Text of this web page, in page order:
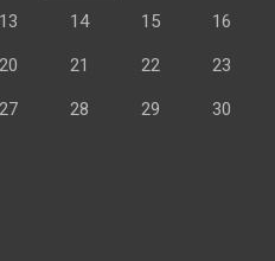
13 14 15 16
20 21 22 23
27 28 29 30